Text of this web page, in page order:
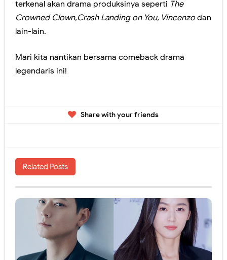
terkenal akan drama produksinya seperti The
Crowned Clown,Crash Landing on You, Vincenzo dan
lain-lain.
Mari kita nantikan bersama comeback drama
legendaris ini!
Share with your friends
Related Posts